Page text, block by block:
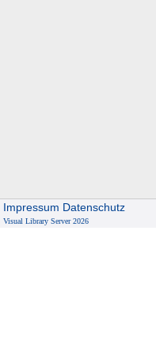
Impressum Datenschutz
Visual Library Server 2026